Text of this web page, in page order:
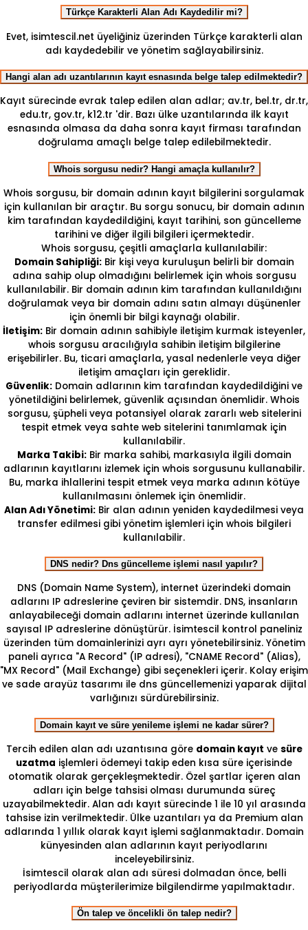
Türkçe Karakterli Alan Adı Kaydedilir mi?
Evet, isimtescil.net üyeliğiniz üzerinden Türkçe karakterli alan
adı kaydedebilir ve yönetim sağlayabilirsiniz.
Hangi alan adı uzantılarının kayıt esnasında belge talep edilmektedir?
Kayıt sürecinde evrak talep edilen alan adlar; av.tr, bel.tr, dr.tr,
edu.tr, gov.tr, k12.tr 'dir. Bazı ülke uzantılarında ilk kayıt
esnasında olmasa da daha sonra kayıt firması tarafından
doğrulama amaçlı belge talep edilebilmektedir.
Whois sorgusu nedir? Hangi amaçla kullanılır?
Whois sorgusu, bir domain adının kayıt bilgilerini sorgulamak
için kullanılan bir araçtır. Bu sorgu sonucu, bir domain adının
kim tarafından kaydedildiğini, kayıt tarihini, son güncelleme
tarihini ve diğer ilgili bilgileri içermektedir.
Whois sorgusu, çeşitli amaçlarla kullanılabilir:
Domain Sahipliği:Bir kişi veya kuruluşun belirli bir domain
adına sahip olup olmadığını belirlemek için whois sorgusu
kullanılabilir. Bir domain adının kim tarafından kullanıldığını
doğrulamak veya bir domain adını satın almayı düşünenler
için önemli bir bilgi kaynağı olabilir.
İletişim: Bir domain adının sahibiyle iletişim kurmak isteyenler,
whois sorgusu aracılığıyla sahibin iletişim bilgilerine
erişebilirler. Bu, ticari amaçlarla, yasal nedenlerle veya diğer
iletişim amaçları için gereklidir.
Güvenlik: Domain adlarının kim tarafından kaydedildiğini ve
yönetildiğini belirlemek, güvenlik açısından önemlidir. Whois
sorgusu, şüpheli veya potansiyel olarak zararlı web sitelerini
tespit etmek veya sahte web sitelerini tanımlamak için
kullanılabilir.
Marka Takibi:Bir marka sahibi, markasıyla ilgili domain
adlarının kayıtlarını izlemek için whois sorgusunu kullanabilir.
Bu, marka ihlallerini tespit etmek veya marka adının kötüye
kullanılmasını önlemek için önemlidir.
Alan Adı Yönetimi: Bir alan adının yeniden kaydedilmesi veya
transfer edilmesi gibi yönetim işlemleri için whois bilgileri
kullanılabilir.
DNS nedir? Dns güncelleme işlemi nasıl yapılır?
DNS (Domain Name System), internet üzerindeki domain
adlarını IP adreslerine çeviren bir sistemdir. DNS, insanların
anlayabileceği domain adlarını internet üzerinde kullanılan
sayısal IP adreslerine dönüştürür. İsimtescil kontrol paneliniz
üzerinden tüm domainlerinizi ayrı ayrı yönetebilirsiniz. Yönetim
paneli ayrıca "A Record" (IP adresi), "CNAME Record" (Alias),
"MX Record" (Mail Exchange) gibi seçenekleri içerir. Kolay erişim
ve sade arayüz tasarımı ile dns güncellemenizi yaparak dijital
varlığınızı sürdürebilirsiniz.
Domain kayıt ve süre yenileme işlemi ne kadar sürer?
Tercih edilen alan adı uzantısına göre domain kayıt ve süre
uzatma işlemleri ödemeyi takip eden kısa süre içerisinde
otomatik olarak gerçekleşmektedir. Özel şartlar içeren alan
adları için belge tahsisi olması durumunda süreç
uzayabilmektedir. Alan adı kayıt sürecinde 1 ile 10 yıl arasında
tahsise izin verilmektedir. Ülke uzantıları ya da Premium alan
adlarında 1 yıllık olarak kayıt işlemi sağlanmaktadır. Domain
künyesinden alan adlarının kayıt periyodlarını
inceleyebilirsiniz.
İsimtescil olarak alan adı süresi dolmadan önce, belli
periyodlarda müşterilerimize bilgilendirme yapılmaktadır.
Ön talep ve öncelikli ön talep nedir?